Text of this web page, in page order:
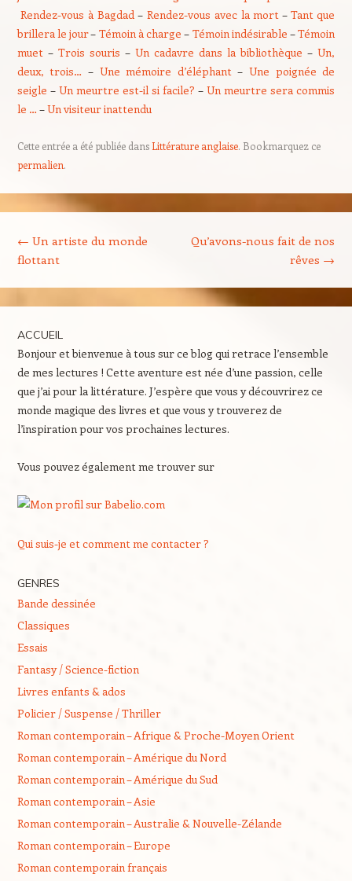
Rendez-vous à Bagdad–Rendez-vous avec la mort – Tant que
brillera le jour– Témoin à charge – Témoin indésirable –Témoin
muet– Trois souris –Un cadavre dans la bibliothèque –Un,
deux, trois… – Une mémoire d’éléphant–Une poignée de
seigle – Un meurtre est-il si facile? –Un meurtre sera commis
le … –Un visiteur inattendu
Cette entrée a été publiée dansLittérature anglaise. Bookmarquez ce
permalien.
← Un artiste du monde
flottant
Qu’avons-nous fait de nos
rêves →
ACCUEIL
Bonjour et bienvenue à tous sur ce blog qui retrace l’ensemble
de mes lectures ! Cette aventure est née d’une passion, celle
que j’ai pour la littérature. J’espère que vous y découvrirez ce
monde magique des livres et que vous y trouverez de
l’inspiration pour vos prochaines lectures.
Vous pouvez également me trouver sur
Qui suis-je et comment me contacter ?
GENRES
Bande dessinée
Classiques
Essais
Fantasy / Science-fiction
Livres enfants & ados
Policier / Suspense / Thriller
Roman contemporain – Afrique & Proche-Moyen Orient
Roman contemporain – Amérique du Nord
Roman contemporain – Amérique du Sud
Roman contemporain – Asie
Roman contemporain – Australie & Nouvelle-Zélande
Roman contemporain – Europe
Roman contemporain français